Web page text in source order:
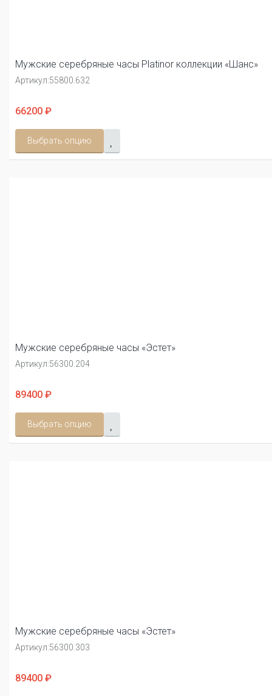
Мужские серебряные часы Platinor коллекции «Шанс»
Артикул:55800.632
66200 ₽
Выбрать опцию
Мужские серебряные часы «Эстет»
Артикул:56300.204
89400 ₽
Выбрать опцию
Мужские серебряные часы «Эстет»
Артикул:56300.303
89400 ₽